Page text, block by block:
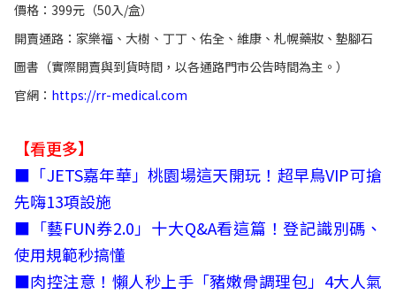
價格：399元（50入/盒）
開賣通路：家樂福、大樹、丁丁、佑全、維康、札幌藥妝、墊腳石
圖書（實際開賣與到貨時間，以各通路門市公告時間為主。）
官網： https://rr-medical.com
【看更多】
■ 「JETS嘉年華」桃園場這天開玩！超早鳥VIP可搶
先嗨13項設施
■ 「藝FUN券2.0」十大Q&A看這篇！登記識別碼、
使用規範秒搞懂
■肉控注意！懶人秒上手「豬嫩骨調理包」4大人氣